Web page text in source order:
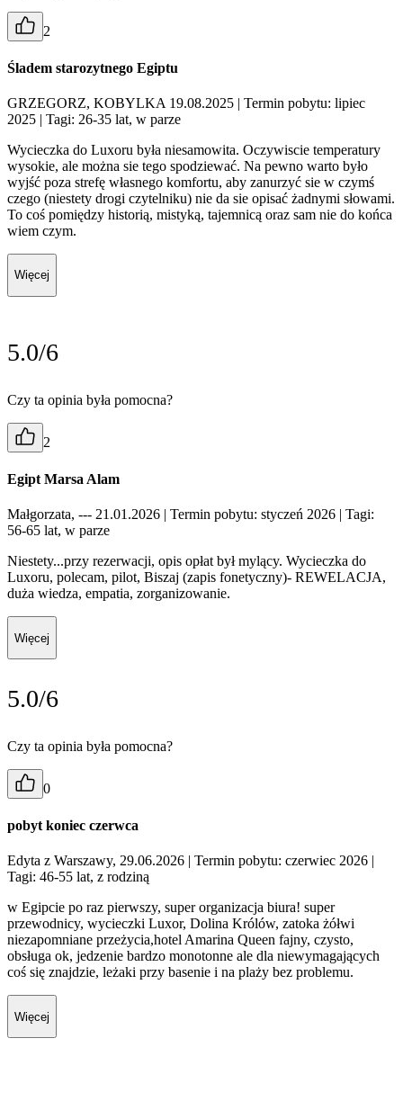
2
Śladem starozytnego Egiptu
GRZEGORZ, KOBYLKA 19.08.2025 | Termin pobytu: lipiec
2025 | Tagi: 26-35 lat, w parze
Wycieczka do Luxoru była niesamowita. Oczywiscie temperatury
wysokie, ale można sie tego spodziewać. Na pewno warto było
wyjść poza strefę własnego komfortu, aby zanurzyć sie w czymś
czego (niestety drogi czytelniku) nie da sie opisać żadnymi słowami.
To coś pomiędzy historią, mistyką, tajemnicą oraz sam nie do końca
wiem czym.
Więcej
5.0/6
Czy ta opinia była pomocna?
2
Egipt Marsa Alam
Małgorzata, --- 21.01.2026 | Termin pobytu: styczeń 2026 | Tagi:
56-65 lat, w parze
Niestety...przy rezerwacji, opis opłat był mylący. Wycieczka do
Luxoru, polecam, pilot, Biszaj (zapis fonetyczny)- REWELACJA,
duża wiedza, empatia, zorganizowanie.
Więcej
5.0/6
Czy ta opinia była pomocna?
0
pobyt koniec czerwca
Edyta z Warszawy, 29.06.2026 | Termin pobytu: czerwiec 2026
Tagi: 46-55 lat, z rodziną
w Egipcie po raz pierwszy, super organizacja biura! super
przewodnicy, wycieczki Luxor, Dolina Królów, zatoka żółwi
niezapomniane przeżycia,hotel Amarina Queen fajny, czysto,
obsługa ok, jedzenie bardzo monotonne ale dla niewymagających
coś się znajdzie, leżaki przy basenie i na plaży bez problemu.
Więcej